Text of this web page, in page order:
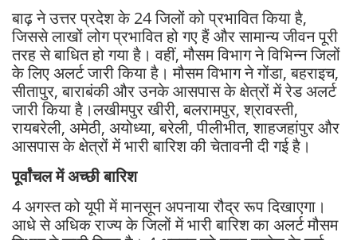
बाढ़ ने उत्तर प्रदेश के 24 जिलों को प्रभावित किया है,
जिससे लाखों लोग प्रभावित हो गए हैं और सामान्य जीवन पूरी
तरह से बाधित हो गया है। वहीं, मौसम विभाग ने विभिन्न जिलों
के लिए अलर्ट जारी किया है। मौसम विभाग ने गोंडा, बहराइच,
सीतापुर, बाराबंकी और उनके आसपास के क्षेत्रों में रेड अलर्ट
जारी किया है।लखीमपुर खीरी, बलरामपुर, श्रावस्ती,
रायबरेली, अमेठी, अयोध्या, बरेली, पीलीभीत, शाहजहांपुर और
आसपास के क्षेत्रों में भारी बारिश की चेतावनी दी गई है।
पूर्वांचल में अच्छी बारिश
4 अगस्त को यूपी में मानसून अपनाया रौद्र रूप दिखाएगा।
आधे से अधिक राज्य के जिलों में भारी बारिश का अलर्ट मौसम